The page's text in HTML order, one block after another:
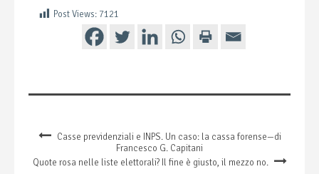
Post Views: 7121
Casse previdenziali e INPS. Un caso: la cassa forense—di
Francesco G. Capitani
Quote rosa nelle liste elettorali? Il fine è giusto, il mezzo no.